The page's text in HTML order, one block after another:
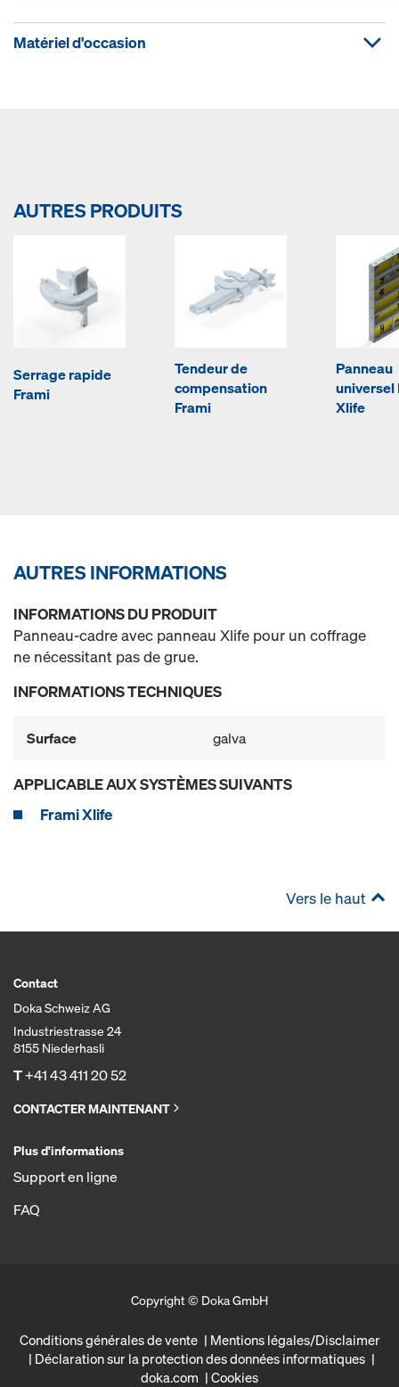
Matériel d'occasion
AUTRES PRODUITS
Serrage rapide
Frami
Tendeur de
compensation
Frami
Panneau
universel
Xlife
AUTRES INFORMATIONS
INFORMATIONS DU PRODUIT
Panneau-cadre avec panneau Xlife pour un coffrage
ne nécessitant pas de grue.
INFORMATIONS TECHNIQUES
Surface galva
APPLICABLE AUX SYSTÈMES SUIVANTS
Frami Xlife
Vers le haut
Contact
Doka Schweiz AG
Industriestrasse 24
8155 Niederhasli
T+41 43 411 20 52
CONTACTER MAINTENANT
Plus d'informations
Support en ligne
FAQ
Copyright © Doka GmbH
Conditions générales de vente
Mentions légales/Disclaimer
Déclaration sur la protection des données informatiques
doka.com
Cookies